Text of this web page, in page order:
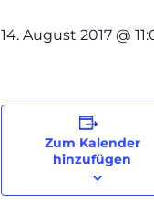
14. August 2017 @
Zum Kalender
hinzufügen